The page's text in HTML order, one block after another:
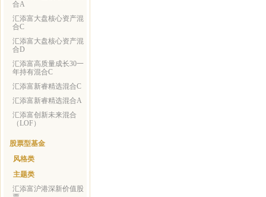
合A
汇添富大盘核心资产混
合C
汇添富大盘核心资产混
合D
汇添富高质量成长30一
年持有混合C
汇添富新睿精选混合C
汇添富新睿精选混合A
汇添富创新未来混合
（LOF）
股票型基金
风格类
主题类
汇添富沪港深新价值股